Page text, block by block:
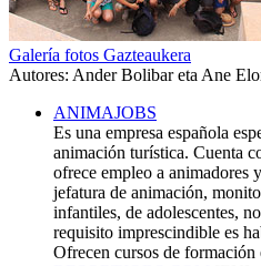
Galería fotos Gazteaukera
Autores: Ander Bolibar eta Ane
ANIMAJOBS
Es una empresa española
animación turística. Cuenta
ofrece empleo a animadores
jefatura de animación,
infantiles, de adolescentes,
requisito imprescindible es
Ofrecen cursos de